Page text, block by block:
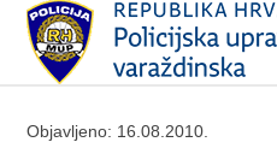
Objavljeno: 16.08.2010.